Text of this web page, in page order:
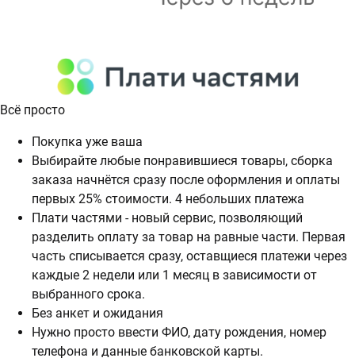
Всё просто
Покупка уже ваша
Выбирайте любые понравившиеся товары, сборка
заказа начнётся сразу после оформления и оплаты
первых 25% стоимости. 4 небольших платежа
Плати частями - новый сервис, позволяющий
разделить оплату за товар на равные части. Первая
часть списывается сразу, оставщиеся платежи через
каждые 2 недели или 1 месяц в зависимости от
выбранного срока.
Без анкет и ожидания
Нужно просто ввести ФИО, дату рождения, номер
телефона и данные банковской карты.